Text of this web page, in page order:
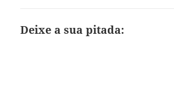
Deixe a sua pitada: